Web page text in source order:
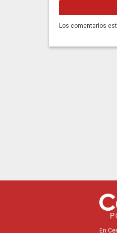
Los comentarios
En